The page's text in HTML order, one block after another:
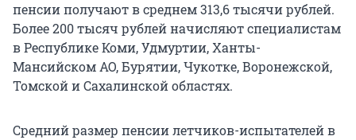
пенсии получают в среднем 313,6 тысячи рублей.
Более 200 тысяч рублей начисляют специалистам
в Республике Коми, Удмуртии, Ханты-
Мансийском АО, Бурятии, Чукотке, Воронежской,
Томской и Сахалинской областях.
Средний размер пенсии летчиков-испытателей в